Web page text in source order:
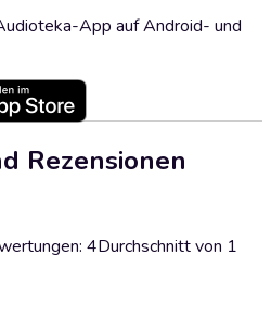
App auf Android- und
Rezensionen
4Durchschnitt von 1